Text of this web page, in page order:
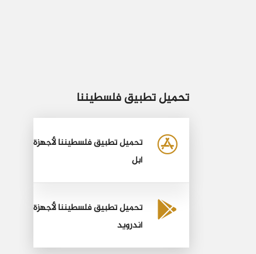
تحميل تطبيق فلسطيننا
تحميل تطبيق فلسطيننا لأجهزة
أبل
تحميل تطبيق فلسطيننا لأجهزة
أندرويد